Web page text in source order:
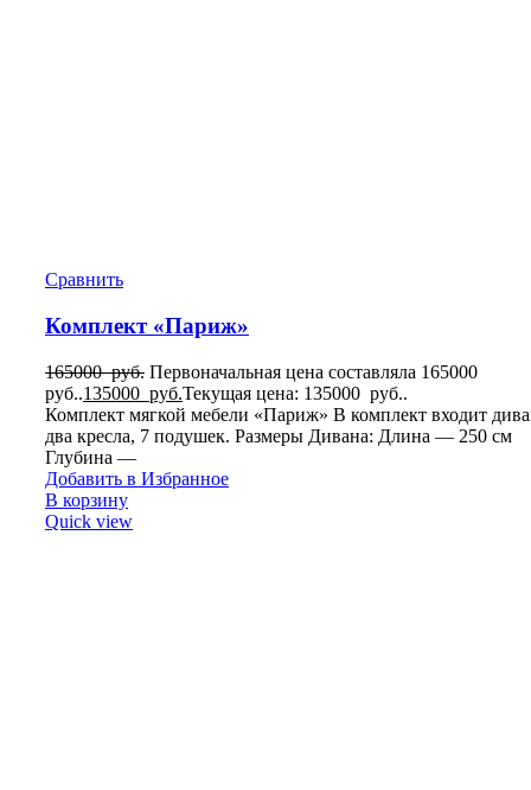
Сравнить
Комплект «Париж»
165000руб. Первоначальная цена составляла 165000
руб..135000 руб.Текущая цена: 135000 руб..
Комплект мягкой мебели «Париж» В комплект входит
два кресла, 7 подушек. Размеры Дивана: Длина — 250 см
Глубина —
Добавить в Избранное
В корзину
Quick view